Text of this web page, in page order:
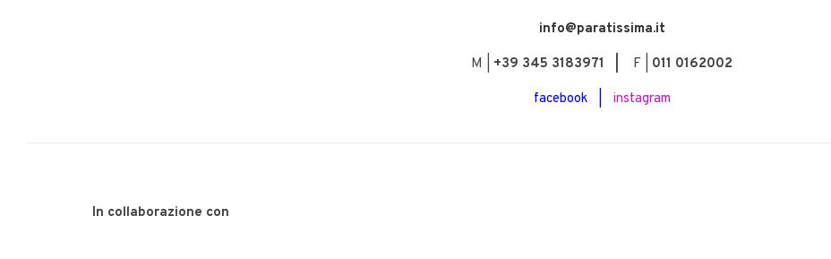
info@paratissima.it
M | +39 345 3183971 | F | 011 0162002
facebook| instagram
In collaborazione con